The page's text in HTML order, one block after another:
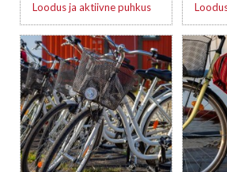
Loodus ja aktiivne puhkus